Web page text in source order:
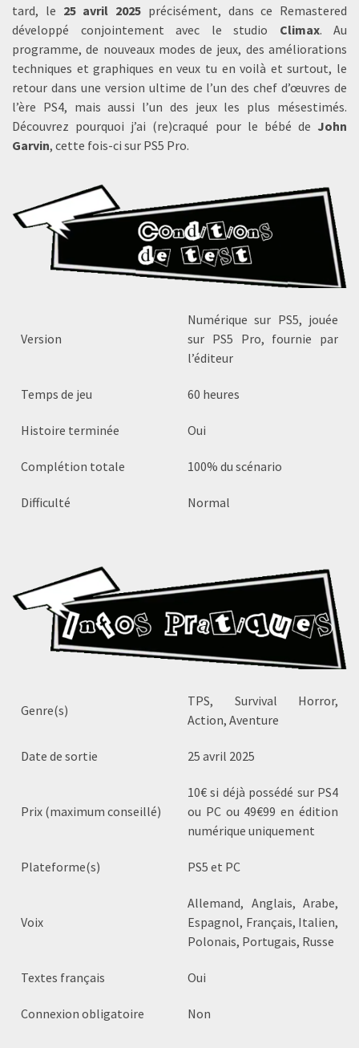
tard, le 25 avril 2025 précisément, dans ce Remastered
développé conjointement avec le studio Climax. Au
programme, de nouveaux modes de jeux, des améliorations
techniques et graphiques en veux tu en voilà et surtout, le
retour dans une version ultime de l’un des chef d’œuvres de
l’ère PS4, mais aussi l’un des jeux les plus mésestimés.
Découvrez pourquoi j’ai (re)craqué pour le bébé de John
Garvin, cette fois-ci sur PS5 Pro.
Version
Numérique sur PS5, jouée
sur PS5 Pro, fournie par
l’éditeur
Temps de jeu 60 heures
Histoire terminée Oui
Complétion totale 100% du scénario
Difficulté Normal
Genre(s)
TPS, Survival Horror,
Action, Aventure
Date de sortie 25 avril 2025
Prix (maximum conseillé)
10€ si déjà possédé sur PS4
ou PC ou 49€99 en édition
numérique uniquement
Plateforme(s) PS5 et PC
Voix
Allemand, Anglais, Arabe,
Espagnol, Français, Italien,
Polonais, Portugais, Russe
Textes français Oui
Connexion obligatoire Non